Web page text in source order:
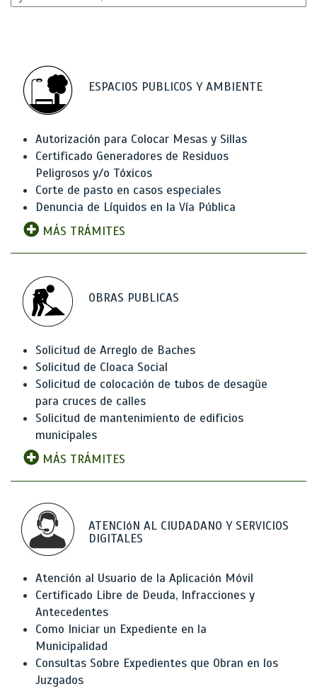
ESPACIOS PUBLICOS Y AMBIENTE
Autorización para Colocar Mesas y Sillas
Certificado Generadores de Residuos
Peligrosos y/o Tóxicos
Corte de pasto en casos especiales
Denuncia de Líquidos en la Vía Pública
MÁS TRÁMITES
OBRAS PUBLICAS
Solicitud de Arreglo de Baches
Solicitud de Cloaca Social
Solicitud de colocación de tubos de desagüe
para cruces de calles
Solicitud de mantenimiento de edificios
municipales
MÁS TRÁMITES
ATENCIóN AL CIUDADANO Y SERVICIOS
DIGITALES
Atención al Usuario de la Aplicación Móvil
Certificado Libre de Deuda, Infracciones y
Antecedentes
Como Iniciar un Expediente en la
Municipalidad
Consultas Sobre Expedientes que Obran en los
Juzgados